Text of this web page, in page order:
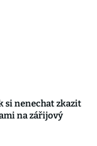
si nenechat zkazit
na zářijový